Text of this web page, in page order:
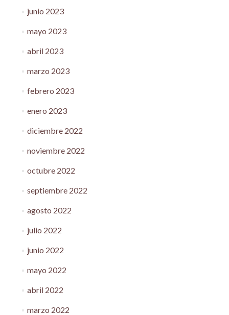
junio 2023
mayo 2023
abril 2023
marzo 2023
febrero 2023
enero 2023
diciembre 2022
noviembre 2022
octubre 2022
septiembre 2022
agosto 2022
julio 2022
junio 2022
mayo 2022
abril 2022
marzo 2022